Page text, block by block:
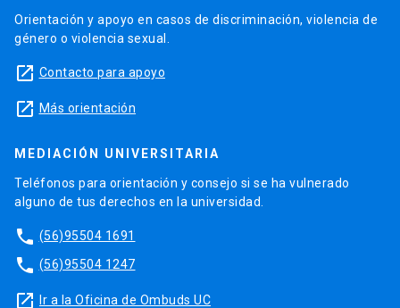
Orientación y apoyo en casos de discriminación, violencia de
género o violencia sexual.
launch Contacto para apoyo
launch Más orientación
MEDIACIÓN UNIVERSITARIA
Teléfonos para orientación y consejo si se ha vulnerado
alguno de tus derechos en la universidad.
phone (56)95504 1691
phone (56)95504 1247
launch Ir a la Oficina de Ombuds UC